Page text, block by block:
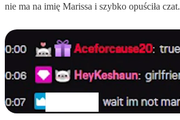
nie ma na imię Marissa i szybko opuściła czat.